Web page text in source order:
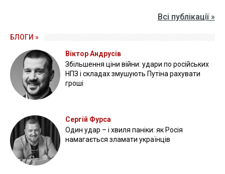
Всі публікації »
БЛОГИ »
Віктор Андрусів
Збільшення ціни війни: удари по російських
НПЗ і складах змушують Путіна рахувати
гроші
Сергій Фурса
Один удар – і хвиля паніки: як Росія
намагається зламати українців